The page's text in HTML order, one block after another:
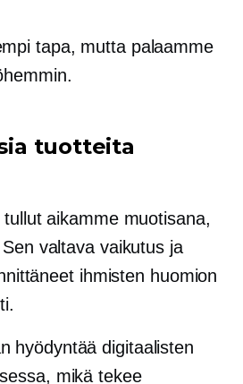
tapa, mutta palaamme
tuotteita
aikamme muotisana,
valtava vaikutus ja
ihmisten huomion
hyödyntää digitaalisten
mikä tekee